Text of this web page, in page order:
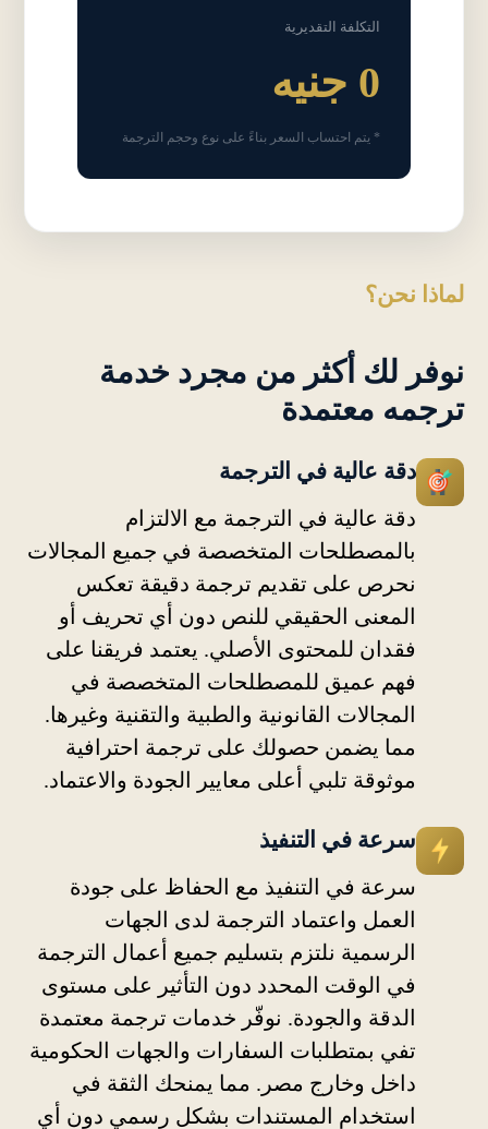
التكلفة التقديرية
0 جنيه
* يتم احتساب السعر بناءً على نوع وحجم الترجمة
لماذا نحن؟
نوفر لك أكثر من مجرد خدمة
ترجمه معتمدة
دقة عالية في الترجمة
دقة عالية في الترجمة مع الالتزام
بالمصطلحات المتخصصة في جميع المجالات
نحرص على تقديم ترجمة دقيقة تعكس
المعنى الحقيقي للنص دون أي تحريف أو
فقدان للمحتوى الأصلي. يعتمد فريقنا على
فهم عميق للمصطلحات المتخصصة في
المجالات القانونية والطبية والتقنية وغيرها.
مما يضمن حصولك على ترجمة احترافية
موثوقة تلبي أعلى معايير الجودة والاعتماد.
سرعة في التنفيذ
سرعة في التنفيذ مع الحفاظ على جودة
العمل واعتماد الترجمة لدى الجهات
الرسمية نلتزم بتسليم جميع أعمال الترجمة
في الوقت المحدد دون التأثير على مستوى
الدقة والجودة. نوفّر خدمات ترجمة معتمدة
تفي بمتطلبات السفارات والجهات الحكومية
داخل وخارج مصر. مما يمنحك الثقة في
استخدام المستندات بشكل رسمي دون أي